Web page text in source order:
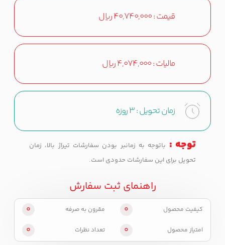
قیمت :40,740,000ریال
مالیات :4,074,000ریال
زمان تحویل :3 روزه
توجه : باتوجه به زمانبر بودن سفارشات تیراژ بالا، زمان
تحویل برای این سفارشات حدودی است.
راهنمای ثبت سفارش
کیفیت محصول 0 مقرون به صرفه 0
امتیاز محصول 0 تعداد نظرات 0